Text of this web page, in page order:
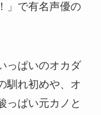
」で有名声優の
っぱいのオカダ
馴れ初めや、オ
っぱい元カノと